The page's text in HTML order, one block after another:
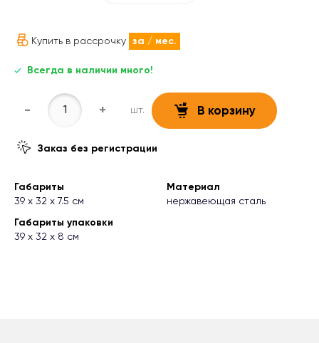
Купить в рассрочку за / мес.
Всегда в наличии много!
- + шт. В корзину
Заказ без регистрации
Габариты
39 х 32 х 7.5 см
Материал
нержавеющая сталь
Габариты упаковки
39 х 32 х 8 см